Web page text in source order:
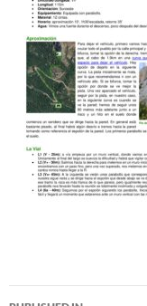
Post